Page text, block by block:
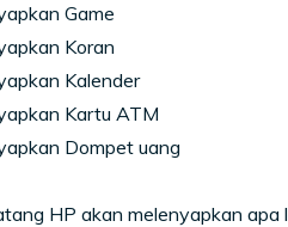
Game
Koran
Kalender
Kartu ATM
Dompet uang
HP akan melenyapkan apa